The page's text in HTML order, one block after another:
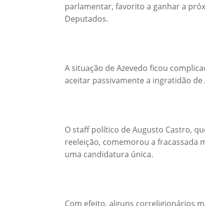
parlamentar, favorito a ganhar a
Deputados.
A situação de Azevedo ficou
aceitar passivamente a ingratidão
O staff político de Augusto Castro,
reeleição, comemorou a fracassada
uma candidatura única.
Com efeito, alguns correligionários